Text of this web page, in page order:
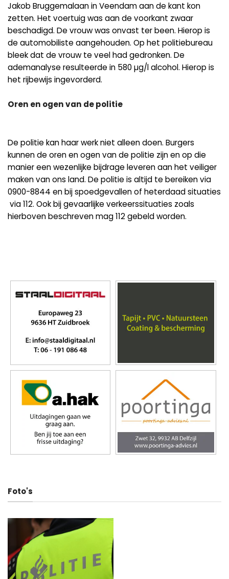
Jakob Bruggemalaan in Veendam aan de kant kon
zetten. Het voertuig was aan de voorkant zwaar
beschadigd. De vrouw was onvast ter been. Hierop is
de automobiliste aangehouden. Op het politiebureau
bleek dat de vrouw te veel had gedronken. De
ademanalyse resulteerde in 580 µg/l alcohol. Hierop is
het rijbewijs ingevorderd.
Oren en ogen van de politie
De politie kan haar werk niet alleen doen. Burgers
kunnen de oren en ogen van de politie zijn en op die
manier een wezenlijke bijdrage leveren aan het veiliger
maken van ons land. De politie is altijd te bereiken via
0900-8844 en bij spoedgevallen of heterdaad situaties
via 112. Ook bij gevaarlijke verkeerssituaties zoals
hierboven beschreven mag 112 gebeld worden.
Foto's